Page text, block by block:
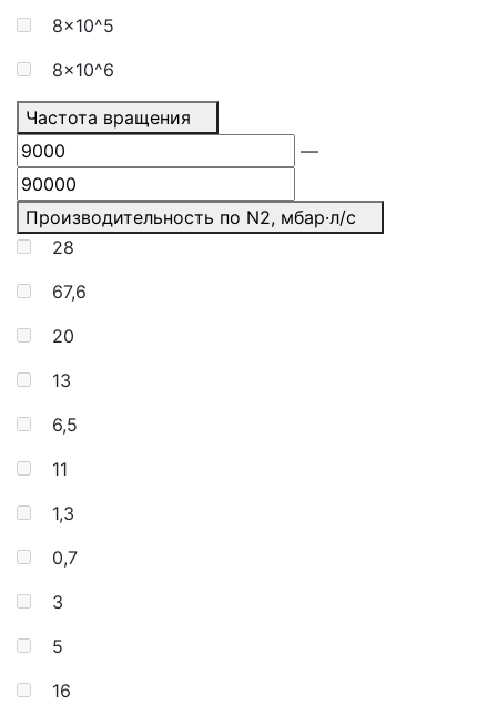
8x10^5
8x10^6
Частота вращения
—
Производительность по N2, мбар·л/с
28
67,6
20
13
6,5
11
1,3
0,7
3
5
16